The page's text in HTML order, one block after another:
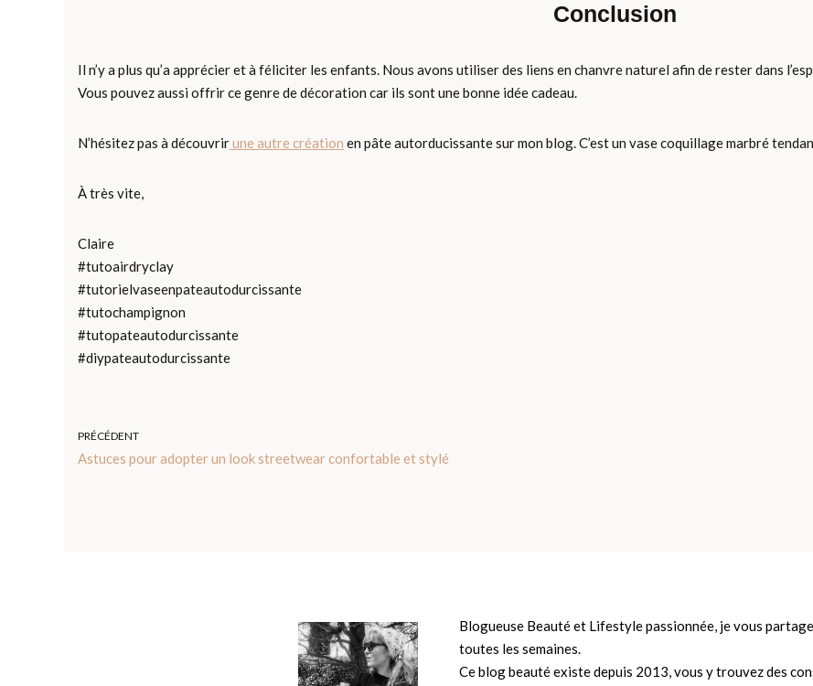
Conclusion
Il n’y a plus qu’a apprécier et à féliciter les enfants. Nous avons utiliser des liens en chanvre naturel afin de rester dans
Vous pouvez aussi offrir ce genre de décoration car ils sont une bonne idée cadeau.
N’hésitez pas à découvrirune autre création en pâte autorducissante sur mon blog. C’est un vase coquillage marbré
À très vite,
Claire
#tutoairdryclay
#tutorielvaseenpateautodurcissante
#tutochampignon
#tutopateautodurcissante
#diypateautodurcissante
PRÉCÉDENT
Astuces pour adopter un look streetwear confortable et stylé
Blogueuse Beauté et Lifestyle passionnée, je vous
toutes les semaines.
Ce blog beauté existe depuis 2013, vous y trouvez des